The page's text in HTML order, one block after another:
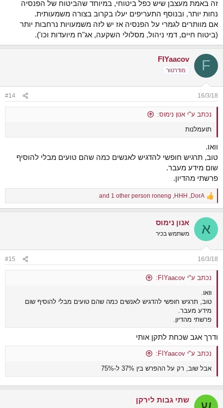
זה באמת מעצבן שיש כפל ביטוחי, במיוחד שהביטוח של הפנסיה
נחות יותר, ובנוסף התעריפים יעלו בקרוב בצורה משמעותית.
אם מוותרים לגמרי על הפנסיה אז יש לזה משמעויות נרחבות יותר
(ביטוח חיים, דמי ניהול, מסלולי השקעה, אג"ח מיועדות וכו').
F
FIYaacov
מודרטור
16/3/18
#14
נכתב ע"י אנון נימוס:
תועמלנות
וואו.
טוב, תרגיש חופשי להדגיש לאנשים כמה שהם טועים מבלי להוסיף
שום מידע מעבר.
פרשתי מהדיון.
R
e
c
i
s
:
DorA
,
HHH
,
roneng
א אנון נימוס
משתמש בכיר
16/3/18
#15
נכתב ע"י FIYaacov:
וואו.
טוב, תרגיש חופשי להדגיש לאנשים כמה שהם טועים מבלי להוסיף שום
מידע מעבר.
פרשתי מהדיון.
ודרך אגב שכחת לתקן אותי
נכתב ע"י FIYaacov:
אבל שוב, רק על ההפרש בין 37% ל-75%
שתי גבות לירקן